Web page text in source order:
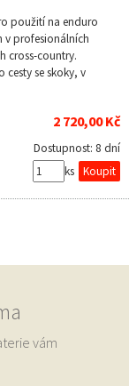
použití na enduro
v profesionálních
cross-country.
cesty se skoky, v
2 720,00 Kč
Dostupnost: 8 dní
ks
vám